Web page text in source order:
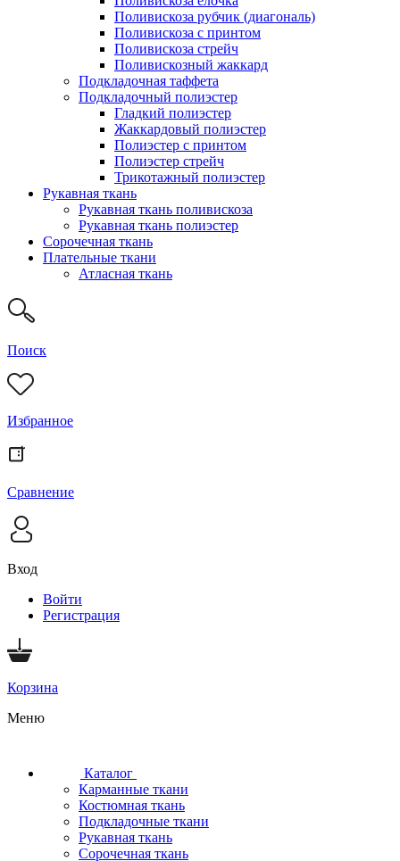
Поливискоза рубчик (диагональ)
Поливискоза с принтом
Поливискоза стрейч
Поливискозный жаккард
Подкладочная таффета
Подкладочный полиэстер
Гладкий полиэстер
Жаккардовый полиэстер
Полиэстер с принтом
Полиэстер стрейч
Трикотажный полиэстер
Рукавная ткань
Рукавная ткань поливискоза
Рукавная ткань полиэстер
Сорочечная ткань
Плательные ткани
Атласная ткань
Поиск
Избранное
Сравнение
Вход
Войти
Регистрация
Корзина
Меню
Каталог
Карманные ткани
Костюмная ткань
Подкладочные ткани
Рукавная ткань
Сорочечная ткань